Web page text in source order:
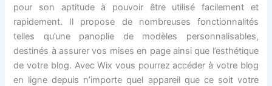
pour son aptitude à pouvoir être utilisé facilement et
rapidement. Il propose de nombreuses fonctionnalités
telles qu’une panoplie de modèles personnalisables,
destinés à assurer vos mises en page ainsi que l’esthétique
de votre blog. Avec Wix vous pourrez accéder à votre blog
en ligne depuis n’importe quel appareil que ce soit votre